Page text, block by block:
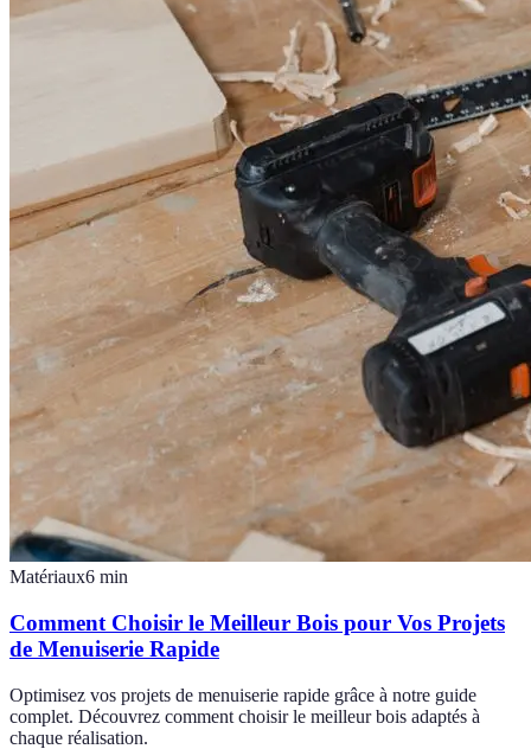
Matériaux6 min
Comment Choisir le Meilleur Bois pour Vos Projets
de Menuiserie Rapide
Optimisez vos projets de menuiserie rapide grâce à notre guide
complet. Découvrez comment choisir le meilleur bois adaptés à
chaque réalisation.